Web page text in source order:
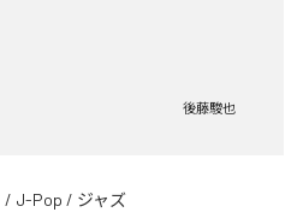
後藤駿也
/ J-Pop / ジャズ